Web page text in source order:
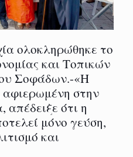
ολοκληρώθηκε το
και Τοπικών
Σοφάδων.-«Η
στην
απέδειξε ότι η
μόνο γεύση,
και